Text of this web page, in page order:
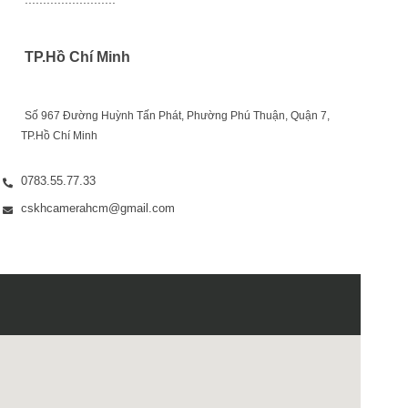
TP.Hồ Chí Minh
Số 967 Đường Huỳnh Tấn Phát, Phường Phú Thuận, Quận 7,
TP.Hồ Chí Minh
0783.55.77.33
cskhcamerahcm@gmail.com